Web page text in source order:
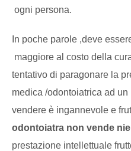
ogni persona.
In poche parole ,deve
maggiore al costo della
tentativo di paragonare la
medica /odontoiatrica ad
vendere è ingannevole e
odontoiatra non vende
prestazione intellettuale